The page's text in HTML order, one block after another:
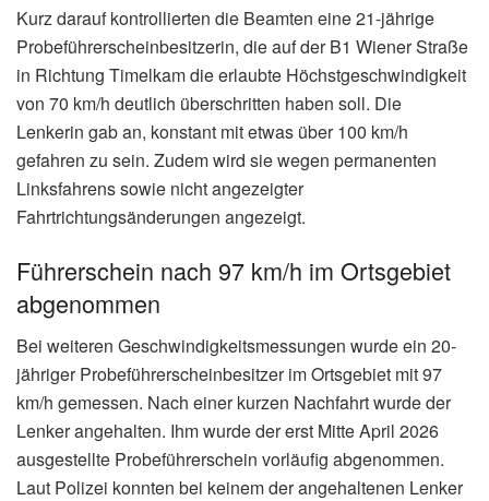
Kurz darauf kontrollierten die Beamten eine 21-jährige
Probeführerscheinbesitzerin, die auf der B1 Wiener Straße
in Richtung Timelkam die erlaubte Höchstgeschwindigkeit
von 70 km/h deutlich überschritten haben soll. Die
Lenkerin gab an, konstant mit etwas über 100 km/h
gefahren zu sein. Zudem wird sie wegen permanenten
Linksfahrens sowie nicht angezeigter
Fahrtrichtungsänderungen angezeigt.
Führerschein nach 97 km/h im Ortsgebiet
abgenommen
Bei weiteren Geschwindigkeitsmessungen wurde ein 20-
jähriger Probeführerscheinbesitzer im Ortsgebiet mit 97
km/h gemessen. Nach einer kurzen Nachfahrt wurde der
Lenker angehalten. Ihm wurde der erst Mitte April 2026
ausgestellte Probeführerschein vorläufig abgenommen.
Laut Polizei konnten bei keinem der angehaltenen Lenker